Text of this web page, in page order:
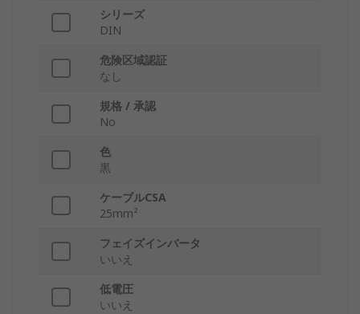
シリーズ
DIN
危険区域認証
なし
規格 / 承認
No
色
黒
ケーブルCSA
25mm²
フェイズインバータ
いいえ
低電圧
いいえ